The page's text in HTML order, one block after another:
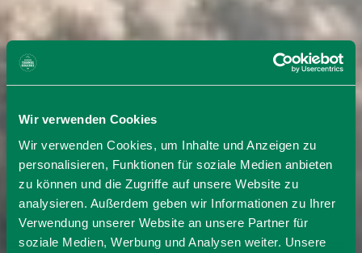
Wir verwenden Cookies
Wir verwenden Cookies, um Inhalte und Anzeigen zu
personalisieren, Funktionen für soziale Medien anbieten
zu können und die Zugriffe auf unsere Website zu
analysieren. Außerdem geben wir Informationen zu Ihrer
Verwendung unserer Website an unsere Partner für
soziale Medien, Werbung und Analysen weiter. Unsere